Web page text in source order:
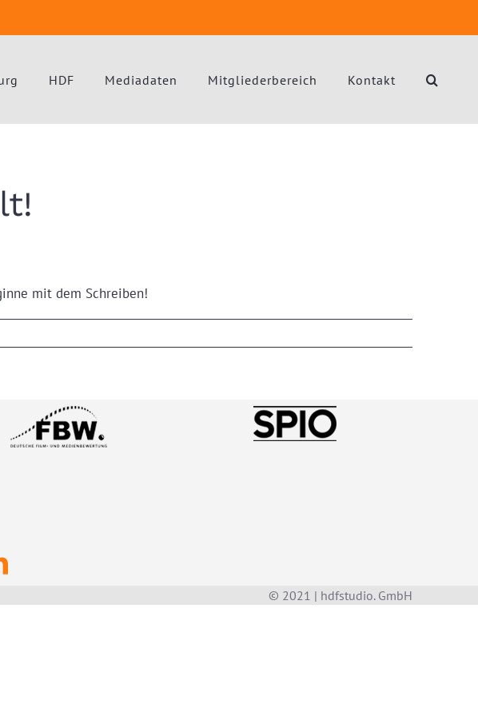
HDF Mediadaten Mitgliederbereich Kontakt
mit dem Schreiben!
© 2021 | hdfstudio. GmbH